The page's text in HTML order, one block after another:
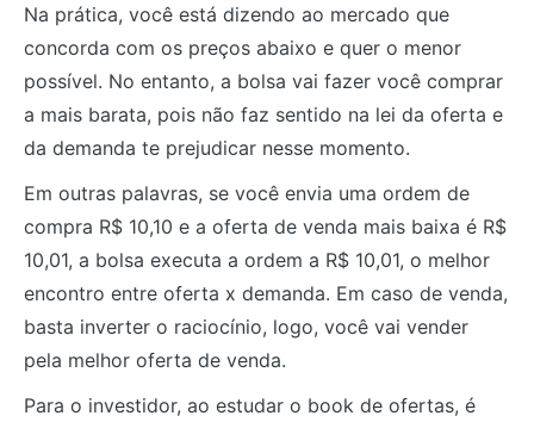
Na prática, você está dizendo ao mercado que
concorda com os preços abaixo e quer o menor
possível. No entanto, a bolsa vai fazer você comprar
a mais barata, pois não faz sentido na lei da oferta e
da demanda te prejudicar nesse momento.
Em outras palavras, se você envia uma ordem de
compra R$ 10,10 e a oferta de venda mais baixa é R$
10,01, a bolsa executa a ordem a R$ 10,01, o melhor
encontro entre oferta x demanda. Em caso de venda,
basta inverter o raciocínio, logo, você vai vender
pela melhor oferta de venda.
Para o investidor, ao estudar o book de ofertas, é